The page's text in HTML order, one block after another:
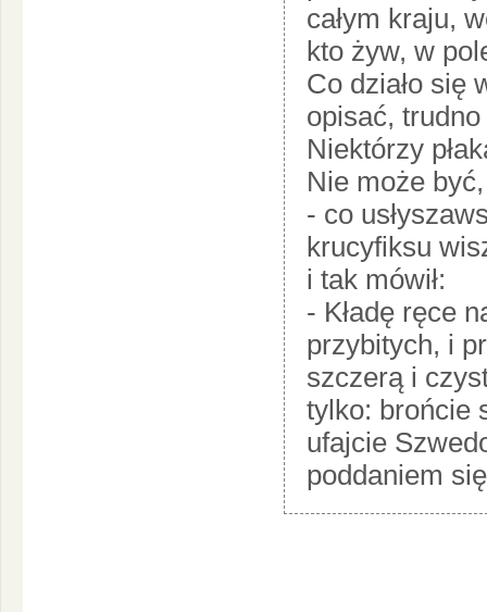
całym kraju,
kto żyw, w
Co działo się
opisać,
Niektórzy
Nie może
- co
krucyfiksu
i tak mówił:
- Kładę ręce
przybitych, i
szczerą i
tylko: brońcie
ufajcie
poddaniem